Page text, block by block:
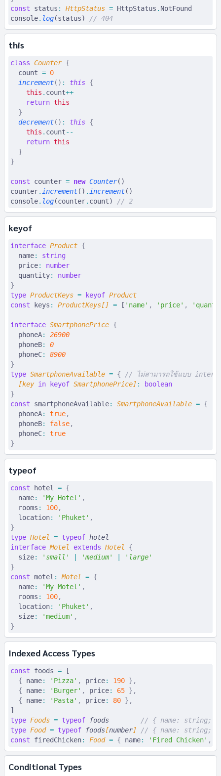
const status : HttpStatus = HttpStatus . NotFound
console. log(status) // 404
this
class Counter {
  count
= 0
  increment
() : this {
    this
. count++
    return
this
  }
  decrement
() : this {
    this
. count--
    return
this
  }
}
const counter = new Counter()
counter. increment() . increment()
console. log(counter. count) // 2
keyof
interface Product {
  name
:
string
  price
:
number
  quantity
:
number
}
type ProductKeys = keyof Product
const keys : ProductKeys[] = [ 'name' , 'price' ,
interface SmartphonePrice {
  phoneA
:
26900
  phoneB
:
0
  phoneC
:
8900
}
type SmartphoneAvailable = { // ไม่สามารถใช้แบบ
  [
key in keyof SmartphonePrice] :
boolean
}
const smartphoneAvailable: SmartphoneAvailable = {
  phoneA
: true,
  phoneB
: false,
  phoneC
:
true
}
typeof
const hotel = {
  name
: 'My Hotel' ,
  rooms
: 100,
  location
: 'Phuket' ,
}
type Hotel = typeof hotel
interface Motel extends Hotel
{
  size
: ' small ' 'medium' ' large'
}
const motel : Motel = {
  name
: 'My Motel' ,
  rooms
: 100,
  location
: 'Phuket' ,
  size
: 'medium' ,
}
Indexed Access Types
const foods = [
  {
name: 'Pizza' , price: 190 },
  {
name: 'Burger' , price: 65 },
  {
name: 'Pasta' , price: 80 },
]
type Foods = typeof foods
// { name: string;
type Food = typeof foods[number]
// { name: string;
const firedChicken: Food = { name: 'Fired Chicken' ,
Conditional Types